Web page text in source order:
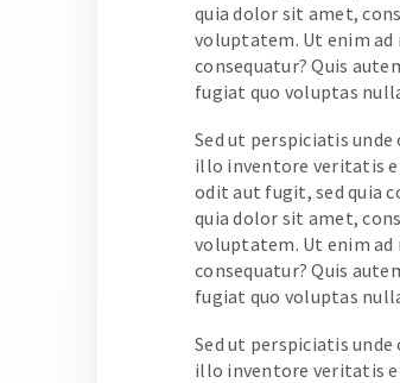
quia dolor sit amet,
voluptatem. Ut enim
consequatur? Quis
fugiat quo voluptas
Sed ut perspiciatis
illo inventore veritatis
odit aut fugit, sed quia
quia dolor sit amet,
voluptatem. Ut enim
consequatur? Quis
fugiat quo voluptas
Sed ut perspiciatis
illo inventore veritatis